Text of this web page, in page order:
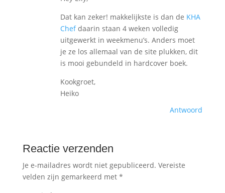
Dat kan zeker! makkelijkste is dan de KHA
Chefdaarin staan 4 weken volledig
uitgewerkt in weekmenu’s. Anders moet
je ze los allemaal van de site plukken, dit
is mooi gebundeld in hardcover boek.
Kookgroet,
Heiko
Antwoord
Reactie verzenden
Je e-mailadres wordt niet gepubliceerd. Vereiste
velden zijn gemarkeerd met *